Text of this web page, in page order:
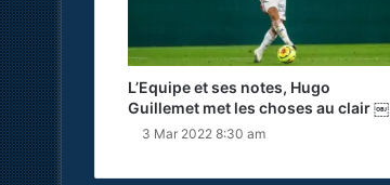
L’Equipe et ses notes, Hugo
Guillemet met les choses au clair ￼
3 Mar 2022 8:30 am